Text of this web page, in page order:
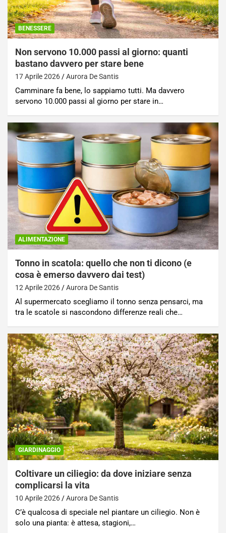
BENESSERE
Non servono 10.000 passi al giorno: quanti
bastano davvero per stare bene
17 Aprile 2026 Aurora De Santis
Camminare fa bene, lo sappiamo tutti. Ma davvero
servono 10.000 passi al giorno per stare in…
ALIMENTAZIONE
Tonno in scatola: quello che non ti dicono (e
cosa è emerso davvero dai test)
12 Aprile 2026 Aurora De Santis
Al supermercato scegliamo il tonno senza pensarci, ma
tra le scatole si nascondono differenze reali che…
GIARDINAGGIO
Coltivare un ciliegio: da dove iniziare senza
complicarsi la vita
10 Aprile 2026 Aurora De Santis
C’è qualcosa di speciale nel piantare un ciliegio. Non è
solo una pianta: è attesa, stagioni,…